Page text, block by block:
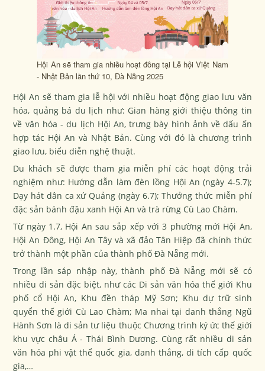
Hội An sẽ tham gia nhiều hoạt đông tại Lễ hội Việt Nam
- Nhật Bản lần thứ 10, Đà Nẵng 2025
Hội An sẽ tham gia lễ hội với nhiều hoạt động giao lưu văn
hóa, quảng bá du lịch như: Gian hàng giới thiệu thông tin
về văn hóa - du lịch Hội An, trưng bày hình ảnh về dấu ấn
hợp tác Hội An và Nhật Bản. Cùng với đó là chương trình
giao lưu, biểu diễn nghệ thuật.
Du khách sẽ được tham gia miễn phí các hoạt động trải
nghiệm như: Hướng dẫn làm đèn lồng Hội An (ngày 4-5.7);
Dạy hát dân ca xứ Quảng (ngày 6.7); Thưởng thức miễn phí
đặc sản bánh đậu xanh Hội An và trà rừng Cù Lao Chàm.
Từ ngày 1.7, Hội An sau sắp xếp với 3 phường mới Hội An,
Hội An Đông, Hội An Tây và xã đảo Tân Hiệp đã chính thức
trở thành một phần của thành phố Đà Nẵng mới.
Trong lần sáp nhập này, thành phố Đà Nẵng mới sẽ có
nhiều di sản đặc biệt, như các Di sản văn hóa thế giới Khu
phố cổ Hội An, Khu đền tháp Mỹ Sơn; Khu dự trữ sinh
quyển thế giới Cù Lao Chàm; Ma nhai tại danh thắng Ngũ
Hành Sơn là di sản tư liệu thuộc Chương trình ký ức thế giới
khu vực châu Á - Thái Bình Dương. Cùng rất nhiều di sản
văn hóa phi vật thể quốc gia, danh thắng, di tích cấp quốc
gia,…